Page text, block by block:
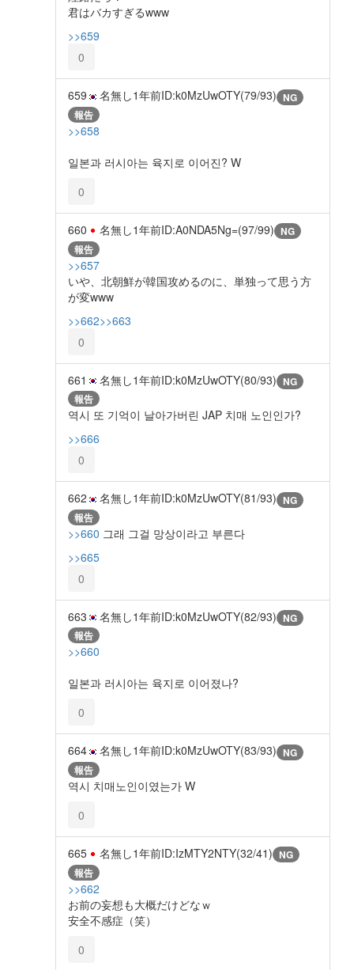
君はバカすぎるwww
>>659
0
659 名無し1年前ID:k0MzUwOTY(79/93) NG
報告
>>658
일본과 러시아는 육지로 이어진? W
0
660 名無し1年前ID:A0NDA5Ng=(97/99) NG
報告
>>657
いや、北朝鮮が韓国攻めるのに、単独って思う方
が変www
>>662>>663
0
661 名無し1年前ID:k0MzUwOTY(80/93) NG
報告
역시 또 기억이 날아가버린 JAP 치매 노인인가?
>>666
0
662 名無し1年前ID:k0MzUwOTY(81/93) NG
報告
>>660 그래 그걸 망상이라고 부른다
>>665
0
663 名無し1年前ID:k0MzUwOTY(82/93) NG
報告
>>660
일본과 러시아는 육지로 이어졌나?
0
664 名無し1年前ID:k0MzUwOTY(83/93) NG
報告
역시 치매노인이였는가 W
0
665 名無し1年前ID:IzMTY2NTY(32/41) NG
報告
>>662
お前の妄想も大概だけどなｗ
安全不感症（笑）
0